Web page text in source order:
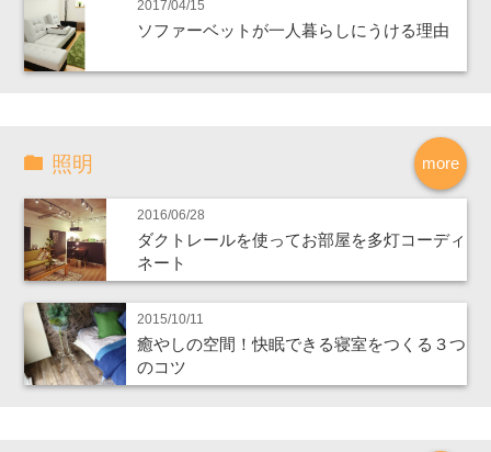
2017/04/15
ソファーベットが一人暮らしにうける理由
more
照明
2016/06/28
ダクトレールを使ってお部屋を多灯コーディ
ネート
2015/10/11
癒やしの空間！快眠できる寝室をつくる３つ
のコツ